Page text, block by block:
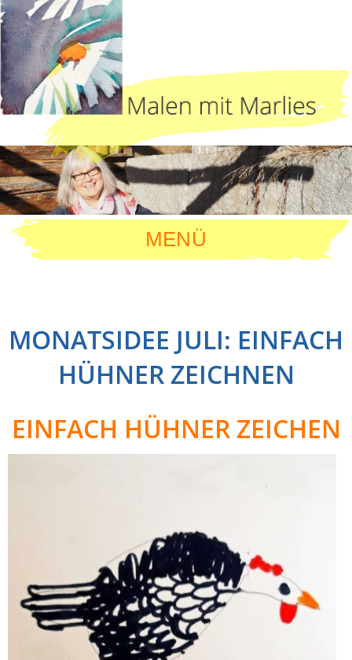
MENÜ
MONATSIDEE JULI: EINFACH
HÜHNER ZEICHNEN
EINFACH HÜHNER ZEICHEN